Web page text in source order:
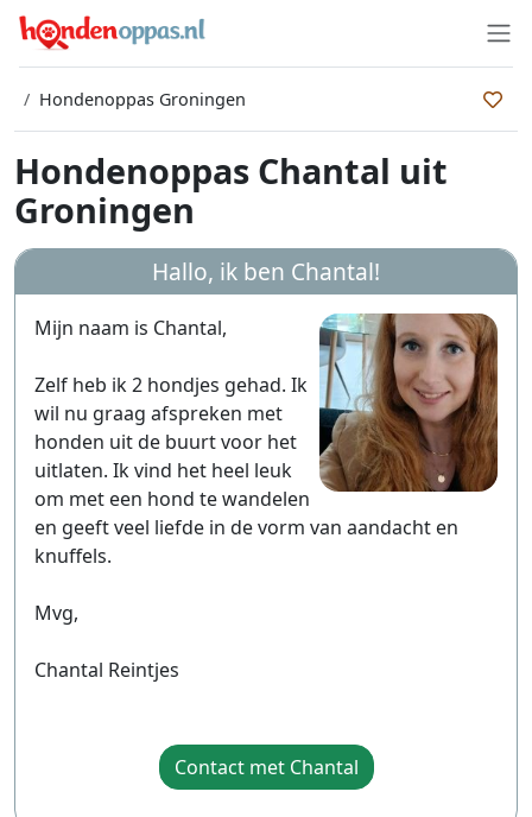
Hondenoppas Groningen
Hondenoppas Chantal uit
Groningen
Hallo, ik ben Chantal!
Mijn naam is Chantal,
Zelf heb ik 2 hondjes gehad. Ik
wil nu graag afspreken met
honden uit de buurt voor het
uitlaten. Ik vind het heel leuk
om met een hond te wandelen
en geeft veel liefde in de vorm van aandacht en
knuffels.
Mvg,
Chantal Reintjes
Contact met Chantal